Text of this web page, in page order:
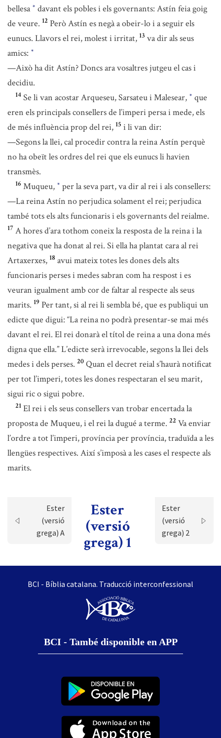
bellesa * davant els pobles i els governants: Astín feia goig
de veure. 12 Però Astín es negà a obeir-lo i a seguir els
eunucs. Llavors el rei, molest i irritat, 13 va dir als seus
amics: *
—Això ha dit Astín? Doncs ara vosaltres jutgeu el cas i
decidiu.
14 Se li van acostar Arqueseu, Sarsateu i Malesear, * que
eren els principals consellers de l’imperi persa i mede, els
de més influència prop del rei, 15 i li van dir:
—Segons la llei, cal procedir contra la reina Astín perquè
no ha obeït les ordres del rei que els eunucs li havien
transmès.
16 Muqueu, * per la seva part, va dir al rei i als consellers:
—La reina Astín no perjudica solament el rei; perjudica
també tots els alts funcionaris i els governants del reialme.
17 A hores d’ara tothom coneix la resposta de la reina i la
negativa que ha donat al rei. Si ella ha plantat cara al rei
Artaxerxes, 18 avui mateix totes les dones dels alts
funcionaris perses i medes sabran com ha respost i es
veuran igualment amb cor de faltar al respecte als seus
marits. 19 Per tant, si al rei li sembla bé, que es publiqui un
edicte que digui: “La reina no podrà presentar-se mai més
davant el rei. El rei donarà el títol de reina a una dona més
digna que ella.” L’edicte serà irrevocable, segons la llei dels
medes i dels perses. 20 Quan el decret reial s’haurà notificat
per tot l’imperi, totes les dones respectaran el seu marit,
sigui ric o sigui pobre.
21 El rei i els seus consellers van trobar encertada la
proposta de Muqueu, i el rei la dugué a terme. 22 Va enviar
l’ordre a tot l’imperi, província per província, traduïda a les
llengües respectives. Així s’imposà a les cases el respecte als
marits.
Ester
(versió
grega) A
Ester
(versió
grega) 1
Ester
(versió
grega) 2
BCI - Bíblia catalana. Traducció interconfessional
BCI - També disponible en APP